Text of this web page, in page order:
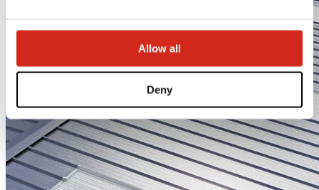
Allow all
Deny